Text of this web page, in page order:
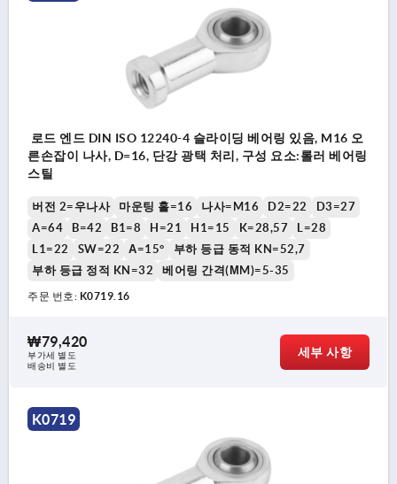
로드 엔드 DIN ISO 12240-4 슬라이딩 베어링 있음, M16 오
른손잡이 나사, D=16, 단강 광택 처리, 구성 요소:롤러 베어링
스틸
버전 2=우나사 마운팅 홀=16 나사=M16 D2=22
D3=27
A=64
B=42 B1=8 H=21 H1=15 K=28,57
L=28
L1=22
SW=22 Α=15°
부하 등급 동적 KN=52,7
부하 등급 정적 KN=32
베어링 간격(ΜM)=5-35
주문 번호: K0719.16
₩79,420
부가세 별도
배송비 별도
세부 사항
K0719